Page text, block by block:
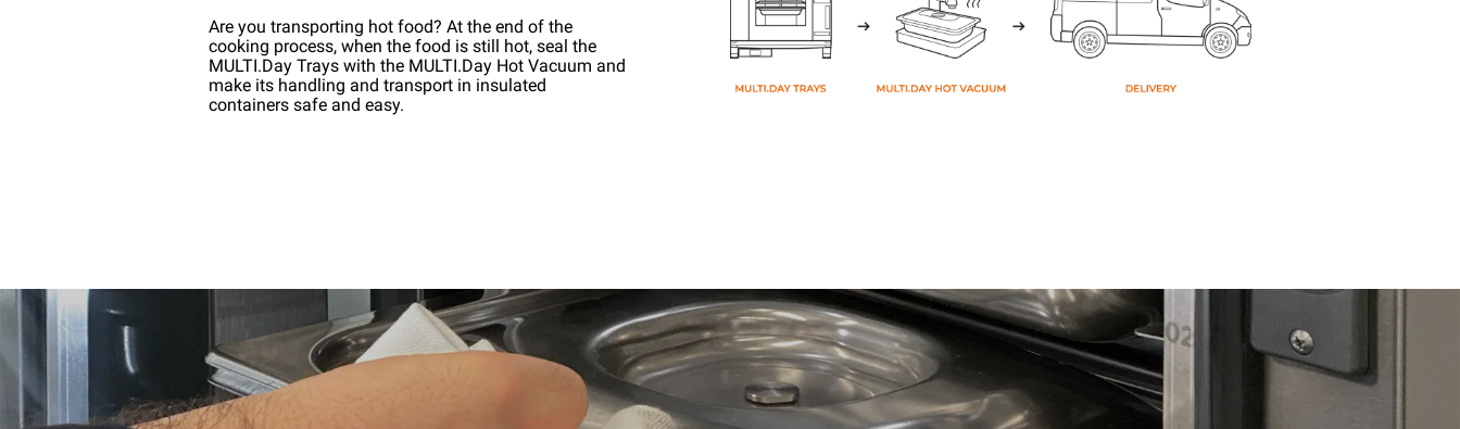
Are you transporting hot food? At the end of the
cooking process, when the food is still hot, seal the
MULTI.Day Trays with the MULTI.Day Hot Vacuum and
make its handling and transport in insulated
containers safe and easy.